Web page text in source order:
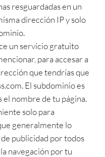
resguardadas en un
dirección IP y solo
un servicio gratuito
para accesar a
que tendrías que
El subdominio es
nombre de tu página.
solo para
generalmente lo
publicidad por todos
navegación por tu